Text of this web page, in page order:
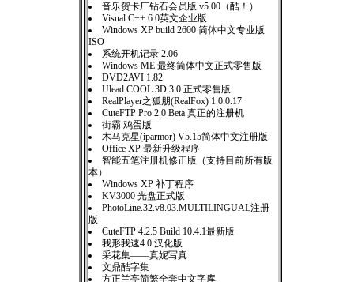
音乐贺卡厂钻石会员版 v5.00（酷！）
Visual C++ 6.0英文企业版
Windows XP build 2600 简体中文专业版
ISO
系统开机记录 2.06
Windows ME 最终简体中文正式零售版
DVD2AVI 1.82
Ulead COOL 3D 3.0 正式零售版
RealPlayer之狐朋(RealFox) 1.0.0.17
CuteFTP Pro 2.0 Beta 真正的注册机
街霸 鸡蛋版
木马克星(iparmor) V5.15简体中文注册版
Office XP 最新升级程序
智能五笔注册机修正版（支持目前所有版
本）
Windows XP 补丁程序
KV3000 光盘正式版
PhotoLine.32.v8.03.MULTILINGUAL注册
版
CuteFTP 4.2.5 Build 10.4.1最新版
我形我速4.0 汉化版
采花集——真妮写真
文鼎酷字集
方正兰亭简繁全套中文字库